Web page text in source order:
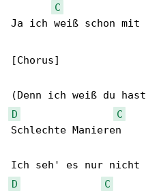
C
Ja ich weiß schon mit
[Chorus]
D
C
Schlechte Manieren
D
C